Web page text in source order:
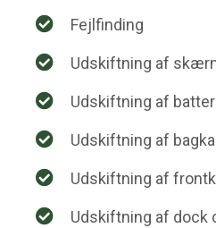
Fejlfinding
Udskiftning af
Udskiftning af
Udskiftning af
Udskiftning af
Udskiftning af dock